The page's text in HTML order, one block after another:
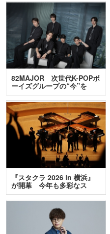
82MAJOR 次世代K-POPボ
ーイズグループの“今”を
訊…
『スタクラ 2026 in 横浜』
が開幕 今年も多彩なス
テ…